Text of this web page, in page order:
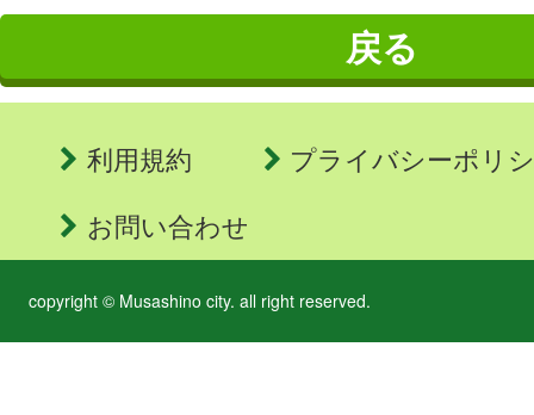
戻る
利用規約
プライバシーポリ
お問い合わせ
copyright © Musashino city. all right reserved.